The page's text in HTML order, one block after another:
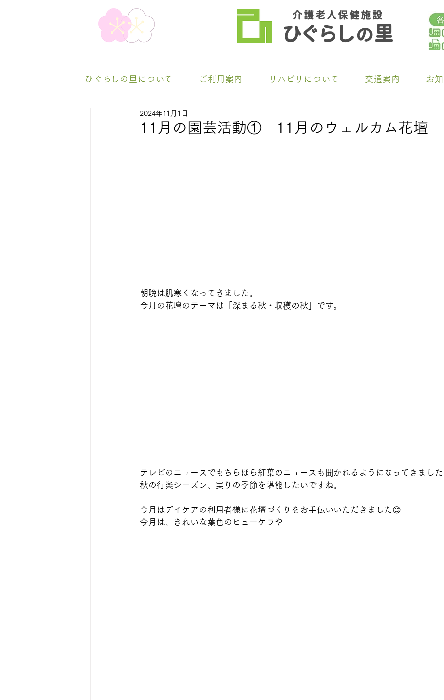
介 護 老 人 保 健 施 設
ひぐらしの里
ひぐらしの里について ご利用案内 リハビリについて 交通案内 お
11月の園芸活動① 11月のウェルカム花壇
2024年11月1日
朝晩は肌寒くなってきました。
今月の花壇のテーマは「深まる秋・収穫の秋」です。
テレビのニュースでもちらほら紅葉のニュースも聞かれるようになってきまし
秋の行楽シーズン、実りの季節を堪能したいですね。
今月はデイケアの利用者様に花壇づくりをお手伝いいただきました😊
今月は、きれいな葉色のヒューケラや